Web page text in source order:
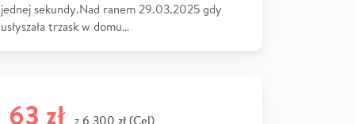
jednej sekundy.Nad ranem 29.03.2025 gdy
usłyszała trzask w domu…
63 zł z 6 300 zł (Cel)